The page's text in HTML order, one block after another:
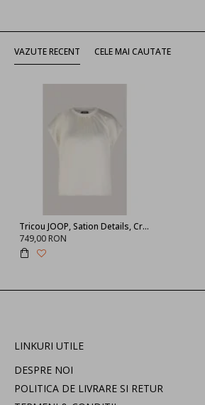
VAZUTE RECENT CELE MAI CAUTATE
Tricou JOOP, Sation Details, Cream
749,00 RON
LINKURI UTILE
DESPRE NOI
POLITICA DE LIVRARE SI RETUR